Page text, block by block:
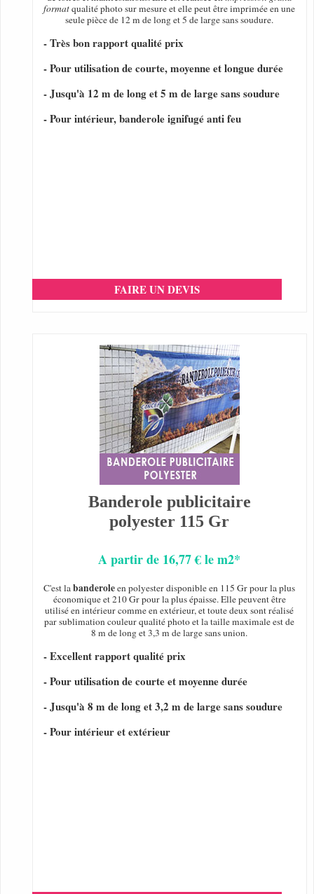
formatqualité photo sur mesure et elle peut être imprimée en une
seule pièce de 12 m de long et 5 de large sans soudure.
- Très bon rapport qualité prix
- Pour utilisation de courte, moyenne et longue durée
- Jusqu'à 12 m de long et 5 m de large sans soudure
- Pour intérieur, banderole ignifugé anti feu
FAIRE UN DEVIS
Banderole publicitaire
polyester 115 Gr
A partir de 16,77 € le m2*
C'est labanderoleen polyester disponible en 115 Gr pour la plus
économique et 210 Gr pour la plus épaisse. Elle peuvent être
utilisé en intérieur comme en extérieur, et toute deux sont réalisé
par sublimation couleur qualité photo et la taille maximale est de
8 m de long et 3,3 m de large sans union.
- Excellent rapport qualité prix
- Pour utilisation de courte et moyenne durée
- Jusqu'à 8 m de long et 3,2 m de large sans soudure
- Pour intérieur et extérieur